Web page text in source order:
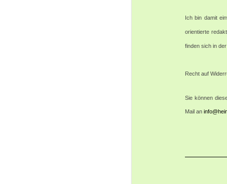
Ich bin damit
orientierte
finden sich in
Recht auf
Sie können
Mail an